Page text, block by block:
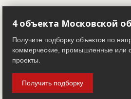
Адрес строительный
Адрес пятна застройки,
официального адреса дома до
когда дому присваивают почтовый
адрес обычно состоит из трех
строительного района (возможно,
(не обязательно) и корпуса
4 объекта Московской
Получите подборку объектов по
коммерческие, промышленные или
проекты.
Получить подборку